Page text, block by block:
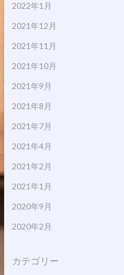
2022年1月
2021年12月
2021年11月
2021年10月
2021年9月
2021年8月
2021年7月
2021年4月
2021年2月
2021年1月
2020年9月
2020年2月
カテゴリー